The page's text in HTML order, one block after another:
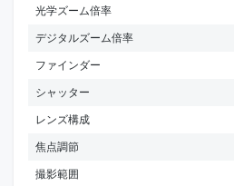
光学ズーム倍率
デジタルズーム倍率
ファインダー
シャッター
レンズ構成
焦点調節
撮影範囲